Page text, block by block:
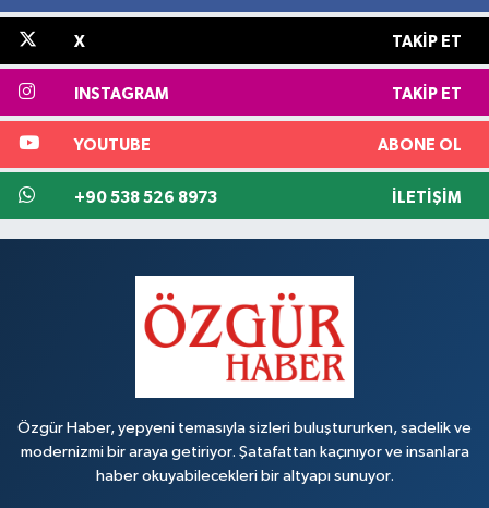
X TAKIP ET
INSTAGRAM TAKIP ET
YOUTUBE ABONE OL
+90 538 526 8973 İLETIŞIM
Özgür Haber, yepyeni temasıyla sizleri buluştururken, sadelik ve
modernizmi bir araya getiriyor. Şatafattan kaçınıyor ve insanlara
haber okuyabilecekleri bir altyapı sunuyor.